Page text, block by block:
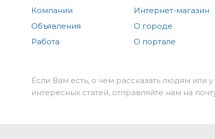
Компании
Объявления
Работа
Интернет-магазин
О городе
О портале
Если Вам есть, о чем рассказать людям или
интересных статей, отправляйте нам на